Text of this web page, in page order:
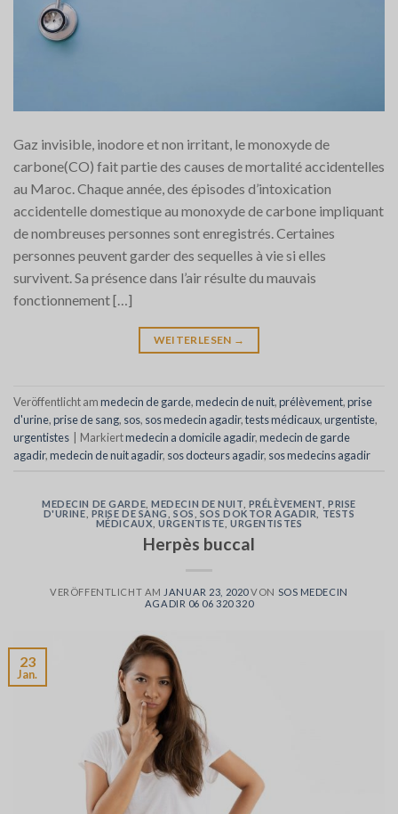
Gaz invisible, inodore et non irritant, le monoxyde de
carbone(CO) fait partie des causes de mortalité accidentelles
au Maroc. Chaque année, des épisodes d’intoxication
accidentelle domestique au monoxyde de carbone impliquant
de nombreuses personnes sont enregistrés. Certaines
personnes peuvent garder des sequelles à vie si elles
survivent. Sa présence dans l’air résulte du mauvais
fonctionnement […]
WEITERLESEN →
Veröffentlicht ammedecin de garde,medecin de nuit,prélèvement,prise
d'urine,prise de sang, sos, sos medecin agadir,tests médicaux,urgentiste,
urgentistes
Markiertmedecin a domicile agadir,medecin de garde
agadir,medecin de nuit agadir, sos docteurs agadir, sos medecins agadir
MEDECIN DE GARDE ,MEDECIN DE NUIT PRÉLÈVEMENT ,PRISE
D'URINE PRISE DE SANG ,SOS SOS DOKTOR AGADIR
TESTS
MÉDICAUX ,URGENTISTE ,URGENTISTES
Herpès buccal
VERÖFFENTLICHT AM JANUAR 23, 2020VON SOS MEDECIN
AGADIR 06 06 320 320
23
Jan.